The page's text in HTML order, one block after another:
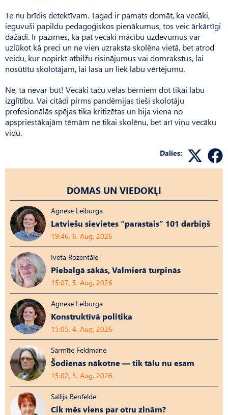
Te nu brīdis detektīvam. Tagad ir pamats domāt, ka vecāki,
ieguvuši papildu pedagoģiskos pienākumus, tos veic ārkārtīgi
dažādi. Ir pazīmes, ka pat vecāki mācību uzdevumus var
uzlūkot kā preci un ne vien uzraksta skolēna vietā, bet atrod
veidu, kur nopirkt atbilžu risinājumus vai domrakstus, lai
nosūtītu skolotājam, lai lasa un liek labu vērtējumu.
Nē, tā nevar būt! Vecāki taču vēlas bērniem dot tikai labu
izglītību. Vai citādi pirms pandēmijas tieši skolotāju
profesionālās spējas tika kritizētas un bija viena no
apspriestākajām tēmām ne tikai skolēnu, bet arī viņu vecāku
vidū.
Dalies:
DOMAS UN VIEDOKĻI
Agnese Leiburga
Latviešu sievietes “parastais” 101 darbiņš
19:46, 6. Aug, 2026
Iveta Rozentāle
Piebalgā sākās, Valmierā turpinās
15:07, 5. Aug, 2026
Agnese Leiburga
Konstruktīvā politika
15:05, 4. Aug, 2026
Sarmīte Feldmane
Šodienas nākotne — tik tālu nu esam
15:02, 3. Aug, 2026
Sallija Benfelde
Cik mēs viens par otru zinām?